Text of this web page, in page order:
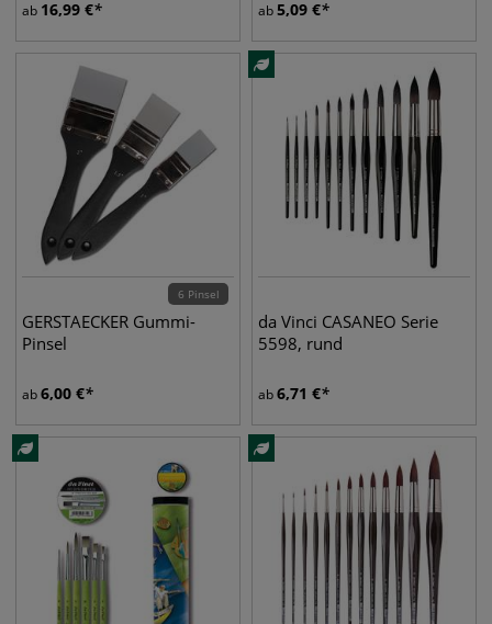
ab 16,99 € ab5,09 €
6 Pinsel
GERSTAECKER Gummi-
Pinsel
ab6,00 €
da Vinci CASANEO Serie
5598, rund
ab6,71 €